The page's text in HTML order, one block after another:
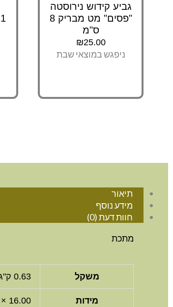
גביע קידוש נירוסטה
"פסים" מט מבריק 8
ס"מ
₪25.00
ניפגש במוצאי שבת
תיאור
מידע נוסף
חוות דעת (0)
מתכת
משקל 0.63 ק"ג
מידות 16.00 × 13.00 × 8.00 סנטימטרים